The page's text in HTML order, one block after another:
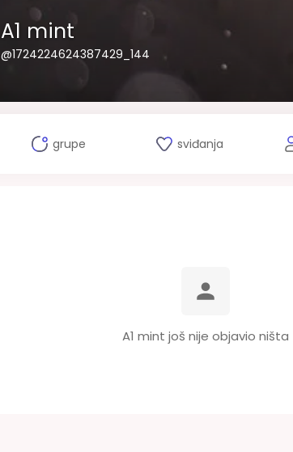
A1 mint
@1724224624387429_144
grupe sviđanja
A1 mint još nije objavio ništa